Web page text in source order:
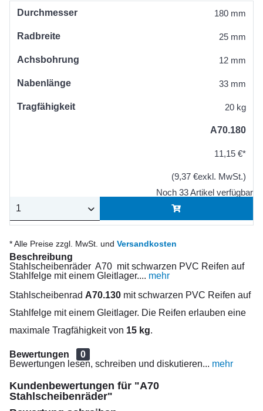
Durchmesser 180 mm
Radbreite 25 mm
Achsbohrung 12 mm
Nabenlänge 33 mm
Tragfähigkeit 20 kg
A70.180
11,15 €*
(9,37 €exkl. MwSt.)
Noch 33 Artikel verfügbar
* Alle Preise zzgl. MwSt. und Versandkosten
Beschreibung
Stahlscheibenräder A70 mit schwarzen PVC Reifen auf
Stahlfelge mit einem Gleitlager.... mehr
Stahlscheibenrad A70.130 mit schwarzen PVC Reifen auf
Stahlfelge mit einem Gleitlager. Die Reifen erlauben eine
maximale Tragfähigkeit von 15 kg.
Bewertungen
0
Bewertungen lesen, schreiben und diskutieren... mehr
Kundenbewertungen für "A70
Stahlscheibenräder"